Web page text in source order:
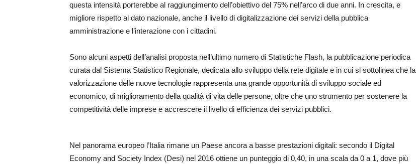
questa intensità porterebbe al raggiungimento dell’obiettivo del 75% nell’arco di due anni. In crescita, e
migliore rispetto al dato nazionale, anche il livello di digitalizzazione dei servizi della pubblica
amministrazione e l’interazione con i cittadini.
Sono alcuni aspetti dell’analisi proposta nell’ultimo numero di Statistiche Flash, la pubblicazione periodica
curata dal Sistema Statistico Regionale, dedicata allo sviluppo della rete digitale e in cui si sottolinea che la
valorizzazione delle nuove tecnologie rappresenta una grande opportunità di sviluppo sociale ed
economico, di miglioramento della qualità di vita delle persone, oltre che uno strumento per sostenere la
competitività delle imprese e accrescere il livello di efficienza dei servizi pubblici.
Nel panorama europeo l’Italia rimane un Paese ancora a basse prestazioni digitali: secondo il Digital
Economy and Society Index (Desi) nel 2016 ottiene un punteggio di 0,40, in una scala da 0 a 1, dove più